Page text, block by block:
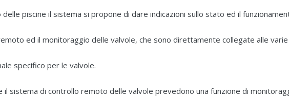
delle piscine il sistema si propone di dare indicazioni sullo stato ed il
ed il monitoraggio delle valvole, che sono direttamente collegate alle
specifico per le valvole.
il sistema di controllo remoto delle valvole prevedono una funzione di